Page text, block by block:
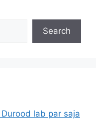
Search
lab par saja